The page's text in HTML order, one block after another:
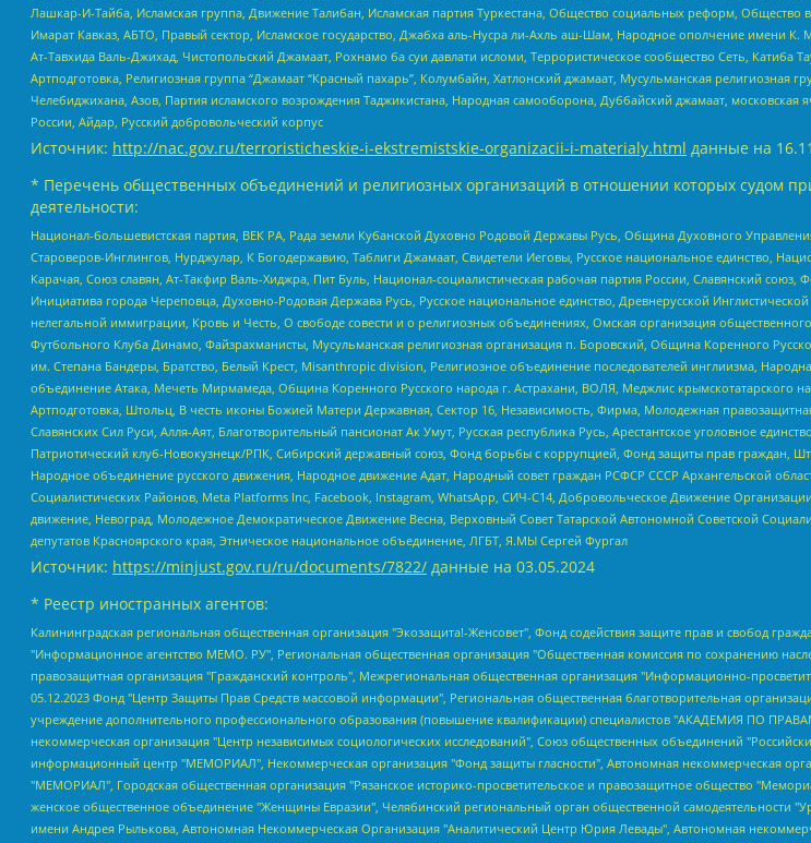
Лашкар-И-Тайба, Исламская группа, Движение Талибан, Исламская партия Туркестана, Общество социальных реформ,
Имарат Кавказ, АБТО, Правый сектор, Исламское государство, Джабха аль-Нусра ли-Ахль аш-Шам, Народное ополчение имени
Ат-Тавхида Валь-Джихад, Чистопольский Джамаат, Рохнамо ба суи давлати исломи, Террористическое сообщество Сеть,
Артподготовка, Религиозная группа “Джамаат “Красный пахарь”, Колумбайн, Хатлонский джамаат, Мусульманская
Челебиджихана, Азов, Партия исламского возрождения Таджикистана, Народная самооборона, Дуббайский джамаат,
России, Айдар, Русский добровольческий корпус
Источник: http://nac.gov.ru/terroristicheskie-i-ekstremistskie-organizacii-i-materialy.html данные на
* Перечень общественных объединений и религиозных организаций в отношении которых судом
деятельности:
Национал-большевистская партия, ВЕК РА, Рада земли Кубанской Духовно Родовой Державы Русь, Община Духовного
Староверов-Инглингов, Нурджулар, К Богодержавию, Таблиги Джамаат, Свидетели Иеговы, Русское национальное единство,
Карачая, Союз славян, Ат-Такфир Валь-Хиджра, Пит Буль, Национал-социалистическая рабочая партия России, Славянский
Инициатива города Череповца, Духовно-Родовая Держава Русь, Русское национальное единство, Древнерусской
нелегальной иммиграции, Кровь и Честь, О свободе совести и о религиозных объединениях, Омская организация
Футбольного Клуба Динамо, Файзрахманисты, Мусульманская религиозная организация п. Боровский, Община Коренного
им. Степана Бандеры, Братство, Белый Крест, Misanthropic division, Религиозное объединение последователей инглиизма,
объединение Атака, Мечеть Мирмамеда, Община Коренного Русского народа г. Астрахани, ВОЛЯ, Меджлис крымскотатарского
Артподготовка, Штольц, В честь иконы Божией Матери Державная, Сектор 16, Независимость, Фирма, Молодежная
Славянских Сил Руси, Алля-Аят, Благотворительный пансионат Ак Умут, Русская республика Русь, Арестантское уголовное
Патриотический клуб-Новокузнецк/РПК, Сибирский державный союз, Фонд борьбы с коррупцией, Фонд защиты прав граждан,
Народное объединение русского движения, Народное движение Адат, Народный совет граждан РСФСР СССР Архангельской
Социалистических Районов, Meta Platforms Inc, Facebook, Instagram, WhatsApp, СИЧ-С14, Добровольческое Движение
движение, Невоград, Молодежное Демократическое Движение Весна, Верховный Совет Татарской Автономной Советской
депутатов Красноярского края, Этническое национальное объединение, ЛГБТ, Я.МЫ Сергей Фургал
Источник: https://minjust.gov.ru/ru/documents/7822/ данные на 03.05.2024
* Реестр иностранных агентов:
Калининградская региональная общественная организация "Экозащита!-Женсовет", Фонд содействия защите прав и свобод граждан "Общественный вердикт", Фонд "Институт Развития Свободы Информации", Частное учреждение "Информационное агентство МЕМО. РУ", Региональная общественная организация "Общественная комиссия по сохранению наследия академика Сахарова", Фонд поддержки свободы прессы, Санкт-Петербургская общественная правозащитная организация "Гражданский контроль", Межрегиональная общественная организация "Информационно-просветительский центр "Мемориал", Региональный Фонд "Центр Защиты Прав Средств Массовой Информации", с 05.12.2023 Фонд "Центр Защиты Прав Средств массовой информации", Региональная общественная благотворительная организация помощи беженцам и мигрантам "Гражданское содействие", Негосударственное образовательное учреждение дополнительного профессионального образования (повышение квалификации) специалистов "АКАДЕМИЯ ПО ПРАВАМ ЧЕЛОВЕКА", Свердловская региональная общественная организация "Сутяжник", Автономная некоммерческая организация "Центр независимых социологических исследований", Союз общественных объединений "Российский исследовательский центр по правам человека", Региональное общественное учреждение научно-информационный центр "МЕМОРИАЛ", Некоммерческая организация "Фонд защиты гласности", Автономная некоммерческая организация "Институт прав человека", Городская общественная организация "Екатеринбургское общество "МЕМОРИАЛ", Городская общественная организация "Рязанское историко-просветительское и правозащитное общество "Мемориал" (Рязанский Мемориал), Челябинский региональный орган общественной самодеятельности – женское общественное объединение "Женщины Евразии", Челябинский региональный орган общественной самодеятельности "Уральская правозащитная группа", Фонд содействия защите здоровья и социальной справедливости имени Андрея Рылькова, Автономная Некоммерческая Организация "Аналитический Центр Юрия Левады", Автономная некоммерческая организация социальной поддержки населения "Проект Апрель", Региональная общественная организация помощи женщинам и детям, находящимся в кризисной ситуации "Информационно-методический центр "Анна", Фонд содействия развитию массовых коммуникаций и правовому просвещению "Так-так-Так", Фонд содействия устойчивому развитию "Серебряная тайга", Свердловский региональный общественный фонд социальных проектов "Новое время", "Idel.Реалии", Кавказ.Реалии, Крым.Реалии, Телеканал Настоящее Время, Татаро-башкирская служба Радио Свобода (Azatliq Radiosi), Радио Свободная Европа/Радио Свобода (PCE/PC), "Сибирь.Реалии", "Фактограф", Благотворительный фонд помощи осужденным и их семьям, Автономная некоммерческая организация "Институт глобализации и социальных движений", Фонд "В защиту прав заключенных", Частное учреждение "Центр поддержки и содействия развитию средств массовой информации", Пензенский региональный общественный благотворительный фонд "Гражданский союз", "Север.Реалии", Некоммерческая организация Фонд "Правовая инициатива", Общество с ограниченной ответственностью "Радио Свободная Европа/Радио Свобода", Чешское информационное агентство "MEDIUM-ORIENT", Красноярская региональная общественная организация "Мы против СПИДа", Камалягин Денис Николаевич, Маркелов Сергей Евгеньевич, Пономарев Лев Александрович, Савицкая Людмила Алексеевна, Автономная некоммерческая организация "Центр по работе с проблемой насилия "НАСИЛИЮ.НЕТ", Межрегиональный профессиональный союз работников здравоохранения "Альянс врачей", Юридическое лицо, зарегистрированное в Латвийской Республике, SIA "Medusa Project" (регистрационный номер 40103797863, дата регистрации 10.06.2014), Некоммерческая организация "Фонд по борьбе с коррупцией", Автономная некоммерческая организация "Институт права и публичной политики", Баданин Роман Сергеевич, Гликин Максим Александрович, Железнова Мария Михайловна, Лукьянова Юлия Сергеевна, Маетная Елизавета Витальевна, Маняхин Петр Борисович, Чуракова Ольга Владимировна, Ярош Юлия Петровна, Юридическое лицо "The Insider SIA", зарегистрированное в Риге, Латвийская Республика (дата регистрации 26.06.2015), являющееся администратором доменного имени интернет-издания "The Insider SIA", https://theins.ru, Постернак Алексей Евгеньевич, Рубин Михаил Аркадьевич, Анин Роман Александрович, Юридическое лицо Istories fonds, зарегистрированное в Латвийской Республике (регистрационный номер 50008295751, дата регистрации 24.02.2020), Великовский Дмитрий Александрович, Долинина Ирина Николаевна, Мароховская Алеся Алексеевна, Шлейнов Роман Юрьевич, Шмагун Олеся Валентиновна, Общество с ограниченной ответственностью "Альтаир 2021", Общество с ограниченной ответственностью "Вега 2021", Общество с ограниченной ответственностью "Главный редактор 2021", Общество с ограниченной ответственностью "Ромашки монолит", Важенков Артем Валерьевич, Ивановская областная общественная организация "Центр гендерных исследований", Гурман Юрий Альбертович, Медиапроект "ОВД-Инфо", Егоров Владимир Владимирович, Жилинский Владимир Александрович, Общество с ограниченной ответственностью "ЗП", Иванова София Юрьевна, Карезина Инна Павловна, Кильтау Екатерина Викторовна, Петров Алексей Викторович, Пискунов Сергей Евгеньевич, Смирнов Сергей Сергеевич, Тихонов Михаил Сергеевич, Общество с ограниченной ответственностью "ЖУРНАЛИСТ-ИНОСТРАННЫЙ АГЕНТ", Арапова Галина Юрьевна, Вольтская Татьяна Анатольевна, Американская компания "Mason G.E.S. Anonymous Foundation" (США), являющаяся владельцем интернет-издания https://mnews.world/, Компания "Stichting Bellingcat",